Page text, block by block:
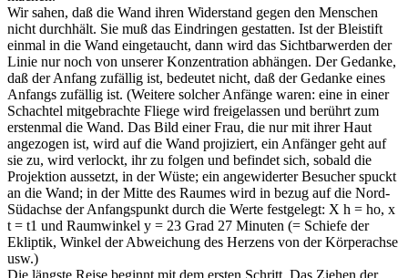
Wir sahen, daß die Wand ihren Widerstand gegen den Menschen
nicht durchhält. Sie muß das Eindringen gestatten. Ist der Bleistift
einmal in die Wand eingetaucht, dann wird das Sichtbarwerden der
Linie nur noch von unserer Konzentration abhängen. Der Gedanke,
daß der Anfang zufällig ist, bedeutet nicht, daß der Gedanke eines
Anfangs zufällig ist. (Weitere solcher Anfänge waren: eine in einer
Schachtel mitgebrachte Fliege wird freigelassen und berührt zum
erstenmal die Wand. Das Bild einer Frau, die nur mit ihrer Haut
angezogen ist, wird auf die Wand projiziert, ein Anfänger geht auf
sie zu, wird verlockt, ihr zu folgen und befindet sich, sobald die
Projektion aussetzt, in der Wüste; ein angewiderter Besucher spuckt
an die Wand; in der Mitte des Raumes wird in bezug auf die Nord-
Südachse der Anfangspunkt durch die Werte festgelegt: X h = ho, x
t = t1 und Raumwinkel y = 23 Grad 27 Minuten (= Schiefe der
Ekliptik, Winkel der Abweichung des Herzens von der Körperachse
usw.)
Die längste Reise beginnt mit dem ersten Schritt. Das Ziehen der